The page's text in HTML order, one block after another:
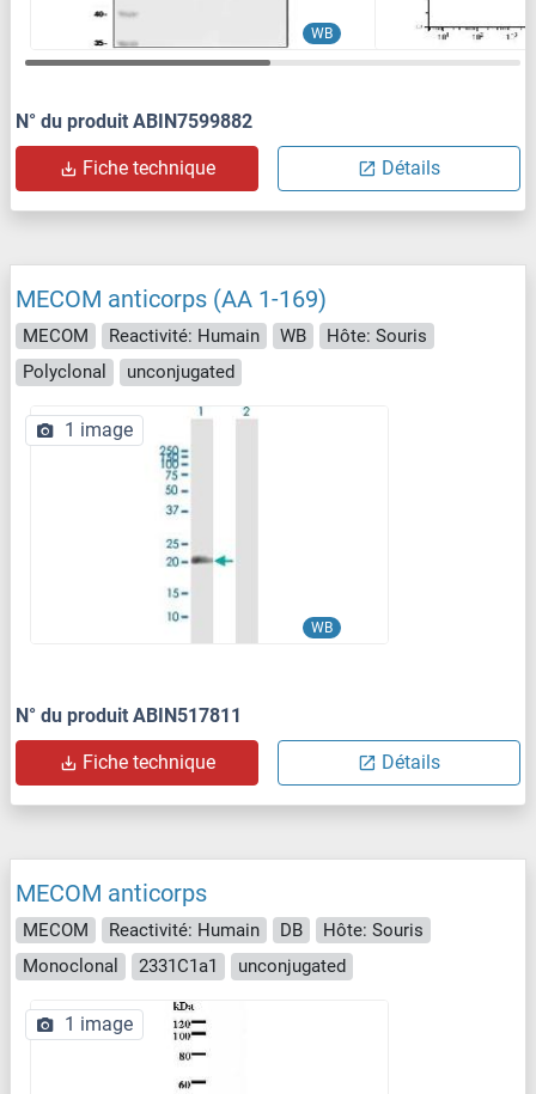
WB
N° du produit ABIN7599882
Fiche technique Détails
MECOM anticorps (AA 1-169)
MECOM Reactivité: Humain WB
Hôte: Souris
Polyclonal
unconjugated
WB
1 image
N° du produit ABIN517811
Fiche technique Détails
MECOM anticorps
MECOM Reactivité: Humain DB
Hôte: Souris
Monoclonal
2331C1a1 unconjugated
1 image